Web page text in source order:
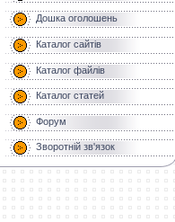
Дошка оголошень
Каталог сайтів
Каталог файлів
Каталог статей
Форум
Зворотній зв'язок